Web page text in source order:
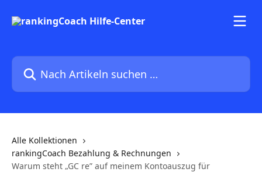
Nach Artikeln suchen …
Alle Kollektionen
rankingCoach Bezahlung & Rechnungen
Warum steht „GC re” auf meinem Kontoauszug für